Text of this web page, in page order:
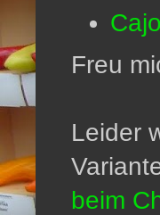
Freu
Leider
beim